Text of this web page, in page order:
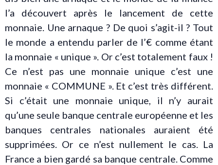
l’a découvert après le lancement de cette
monnaie. Une arnaque ? De quoi s’agit-il ? Tout
le monde a entendu parler de l’€ comme étant
la monnaie « unique ». Or c’est totalement faux !
Ce n’est pas une monnaie unique c’est une
monnaie « COMMUNE ». Et c’est très différent.
Si c’était une monnaie unique, il n’y aurait
qu’une seule banque centrale européenne et les
banques centrales nationales auraient été
supprimées. Or ce n’est nullement le cas. La
France a bien gardé sa banque centrale. Comme